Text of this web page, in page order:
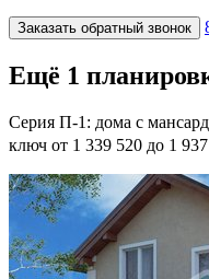
Заказать обратный звонок
Ещё 1
Серия П-1: дома с
ключ от 1 339 520 до 1